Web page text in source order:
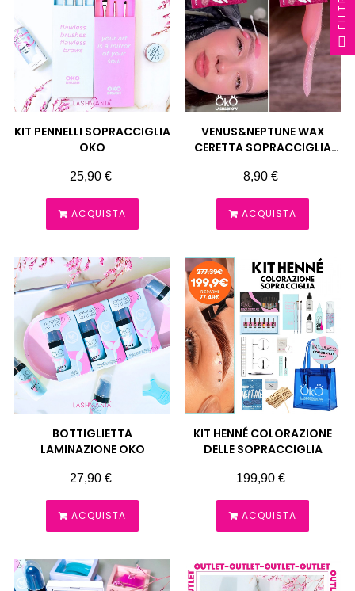
KIT PENNELLI SOPRACCIGLIA
OKO
Prezzo
25,90 €
ACQUISTA
VENUS&NEPTUNE WAX
CERETTA SOPRACCIGLIA
Prezzo
8,90 €
ACQUISTA
BOTTIGLIETTA
LAMINAZIONE OKO
Prezzo
27,90 €
ACQUISTA
KIT HENNÉ COLORAZIONE
DELLE SOPRACCIGLIA
Prezzo
199,90 €
ACQUISTA